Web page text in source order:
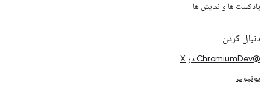
پادکست ها و نمایش ها
دنبال کردن
@ChromiumDev در X
یوتیوب